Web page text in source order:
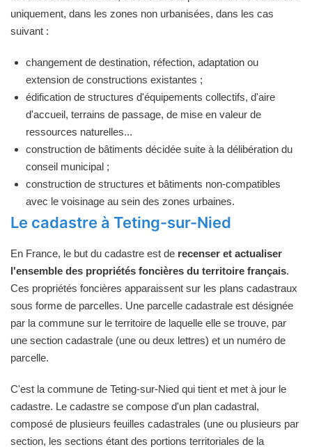
uniquement, dans les zones non urbanisées, dans les cas
suivant :
changement de destination, réfection, adaptation ou
extension de constructions existantes ;
édification de structures d'équipements collectifs, d'aire
d'accueil, terrains de passage, de mise en valeur de
ressources naturelles...
construction de bâtiments décidée suite à la délibération du
conseil municipal ;
construction de structures et bâtiments non-compatibles
avec le voisinage au sein des zones urbaines.
Le cadastre à Teting-sur-Nied
En France, le but du cadastre est de recenser et actualiser
l'ensemble des propriétés foncières du territoire français.
Ces propriétés foncières apparaissent sur les plans cadastraux
sous forme de parcelles. Une parcelle cadastrale est désignée
par la commune sur le territoire de laquelle elle se trouve, par
une section cadastrale (une ou deux lettres) et un numéro de
parcelle.
C'est la commune de Teting-sur-Nied qui tient et met à jour le
cadastre. Le cadastre se compose d'un plan cadastral,
composé de plusieurs feuilles cadastrales (une ou plusieurs par
section, les sections étant des portions territoriales de la